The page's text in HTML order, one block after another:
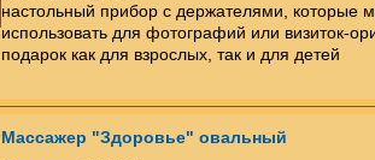
настольный прибор с держателями, которые
использовать для фотографий или визиток-
подарок как для взрослых, так и для детей
Массажер "Здоровье" овальный